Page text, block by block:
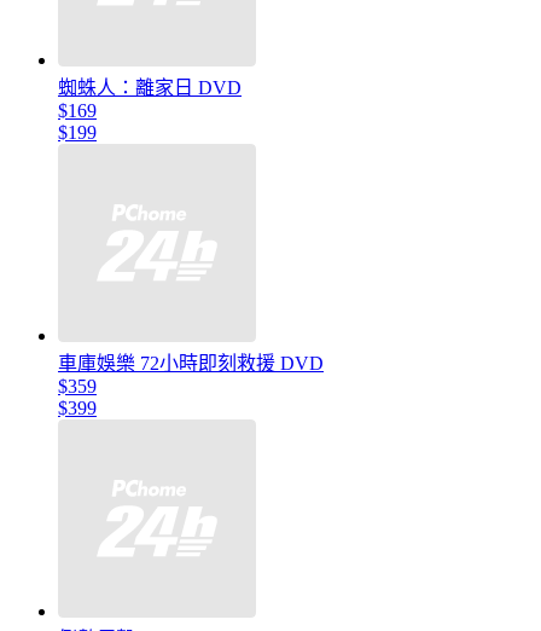
蜘蛛人：離家日 DVD
$169
$199
車庫娛樂 72小時即刻救援 DVD
$359
$399